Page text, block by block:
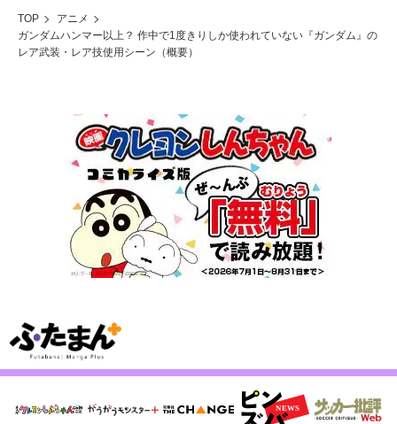
TOP
アニメ
ガンダムハンマー以上？ 作中で1度きりしか使われていない『ガンダム』の
レア武装・レア技使用シーン（概要）